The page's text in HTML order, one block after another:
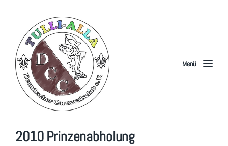
Menü
2010 Prinzenabholung